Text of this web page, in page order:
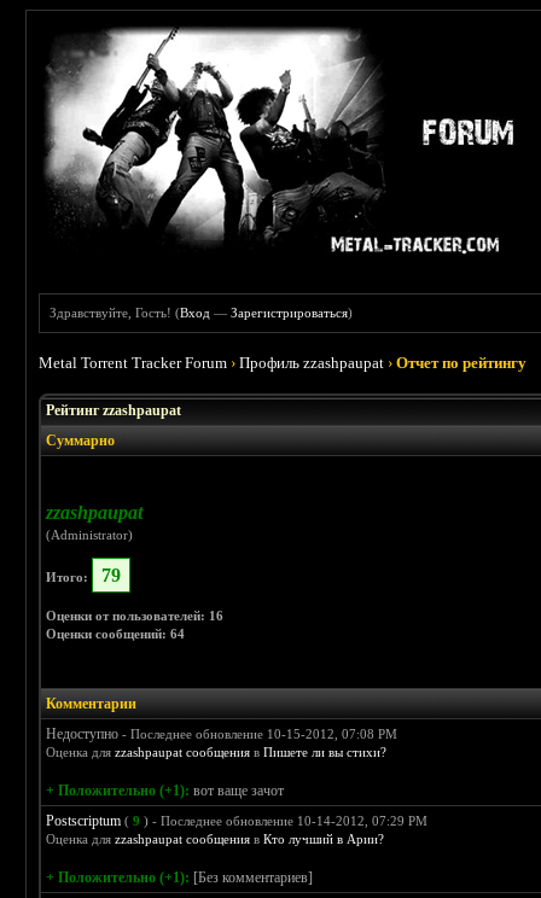
Здравствуйте, Гость! (Вход —Зарегистрироваться)
Metal Torrent Tracker Forum ›Профиль zzashpaupat ›Отчет по рейтингу
Рейтинг zzashpaupat
Суммарно
zzashpaupat
(Administrator)
Итого: 79
Оценки от пользователей: 16
Оценки сообщений: 64
Комментарии
Недоступно- Последнее обновление 10-15-2012, 07:08 PM
Оценка дляzzashpaupat сообщения вПишете ли вы стихи?
+ Положительно (+1): вот ваще зачот
Postscriptum ( 9 ) - Последнее обновление 10-14-2012, 07:29 PM
Оценка дляzzashpaupat сообщения вКто лучший в Арии?
+ Положительно (+1): [Без комментариев]